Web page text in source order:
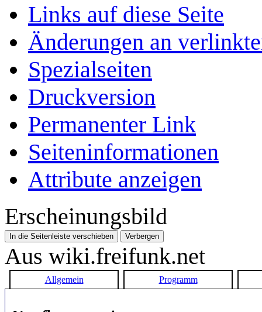
Links auf diese Seite
Änderungen an
Spezialseiten
Druckversion
Permanenter Link
Seiten­­informationen
Attribute anzeigen
Erscheinungsbild
In die Seitenleiste verschieben Verbergen
Aus wiki.freifunk.net
Allgemein Programm